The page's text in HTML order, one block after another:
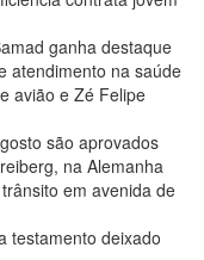
ganha destaque
atendimento na saúde
avião e Zé Felipe
são aprovados
na Alemanha
em avenida de
testamento deixado